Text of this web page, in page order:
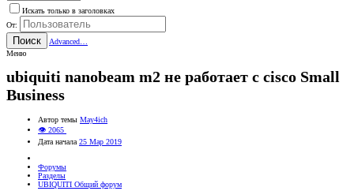
Искать только в заголовках
От:
Поиск
Advanced…
Меню
ubiquiti nanobeam m2 не работает с cisco Small
Business
Автор темы May4ich
👁 2065
Дата начала 25 Мар 2019
Форумы
Разделы
UBIQUITI Общий форум